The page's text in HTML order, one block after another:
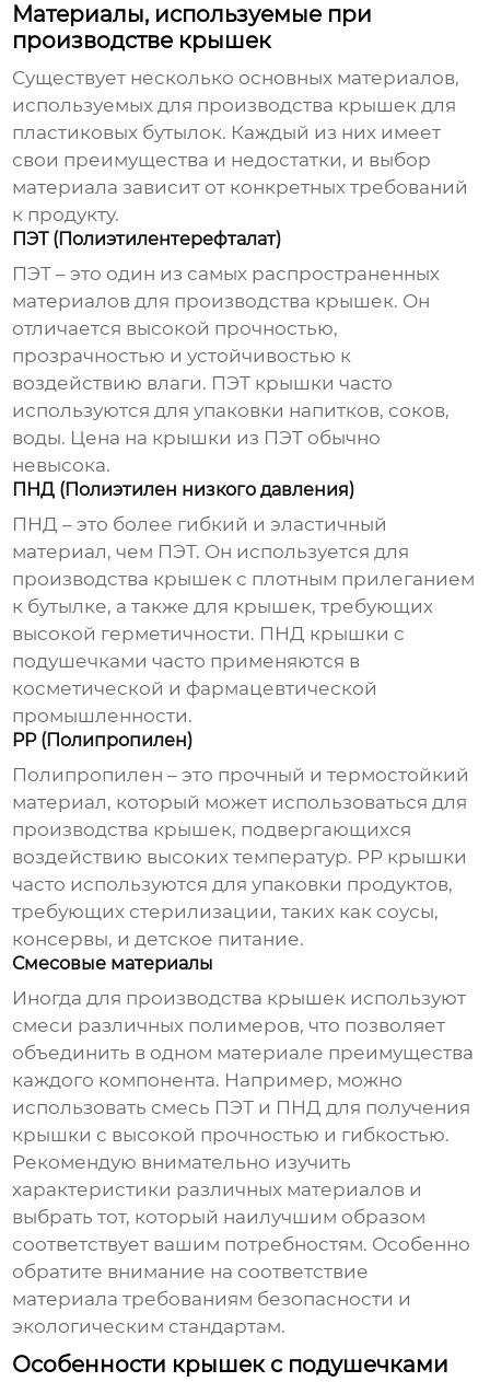
Материалы, используемые при
производстве крышек
Существует несколько основных материалов,
используемых для производства крышек для
пластиковых бутылок. Каждый из них имеет
свои преимущества и недостатки, и выбор
материала зависит от конкретных требований
к продукту.
ПЭТ (Полиэтилентерефталат)
ПЭТ – это один из самых распространенных
материалов для производства крышек. Он
отличается высокой прочностью,
прозрачностью и устойчивостью к
воздействию влаги. ПЭТ крышки часто
используются для упаковки напитков, соков,
воды. Цена на крышки из ПЭТ обычно
невысока.
ПНД (Полиэтилен низкого давления)
ПНД – это более гибкий и эластичный
материал, чем ПЭТ. Он используется для
производства крышек с плотным прилеганием
к бутылке, а также для крышек, требующих
высокой герметичности. ПНД крышки с
подушечками часто применяются в
косметической и фармацевтической
промышленности.
PP (Полипропилен)
Полипропилен – это прочный и термостойкий
материал, который может использоваться для
производства крышек, подвергающихся
воздействию высоких температур. PP крышки
часто используются для упаковки продуктов,
требующих стерилизации, таких как соусы,
консервы, и детское питание.
Смесовые материалы
Иногда для производства крышек используют
смеси различных полимеров, что позволяет
объединить в одном материале преимущества
каждого компонента. Например, можно
использовать смесь ПЭТ и ПНД для получения
крышки с высокой прочностью и гибкостью.
Рекомендую внимательно изучить
характеристики различных материалов и
выбрать тот, который наилучшим образом
соответствует вашим потребностям. Особенно
обратите внимание на соответствие
материала требованиям безопасности и
экологическим стандартам.
Особенности крышек с подушечками